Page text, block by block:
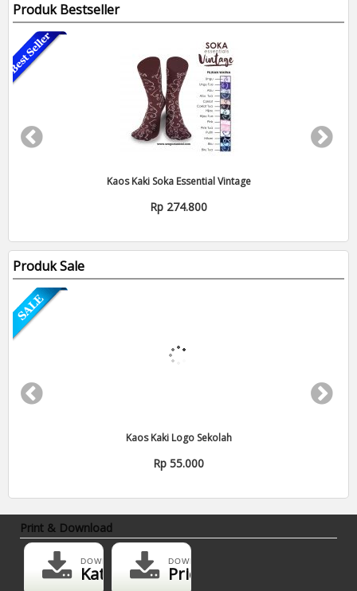
Produk Bestseller
Kaos Kaki Soka Essential Vintage
Rp 274.800
Produk Sale
Kaos Kaki Logo Sekolah
Rp 55.000
Print & Download
DOWNLOAD
Katalog
DOWNLOAD
Pricelist